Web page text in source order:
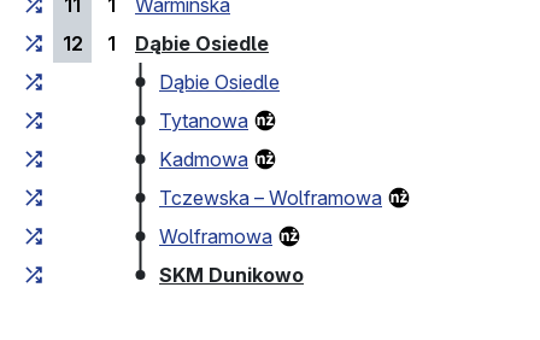
11
1
Warmińska
12
1 Dąbie Osiedle(Endhaltestelle)
Dąbie Osiedle
Tytanowa
Kadmowa
Tczewska – Wolframowa
Wolframowa
SKM Dunikowo(Endhaltestelle)